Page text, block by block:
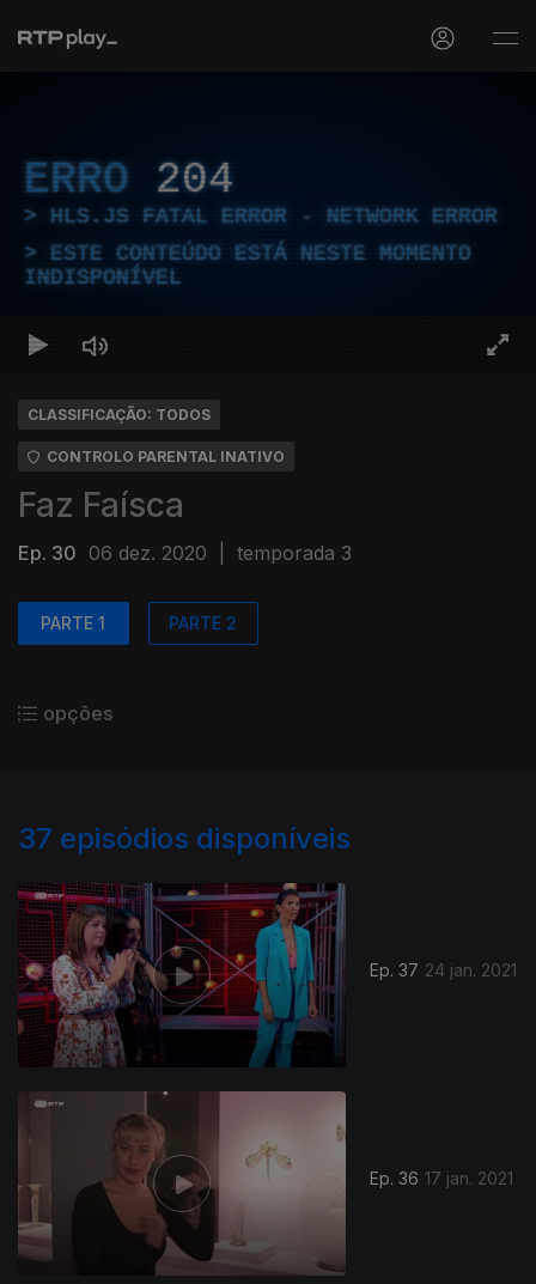
ERRO 204
HLS.JS FATAL ERROR - NETWORK ERROR
ESTE CONTEÚDO ESTÁ NESTE MOMENTO
INDISPONÍVEL
CLASSIFICAÇÃO: TODOS
CONTROLO PARENTAL INATIVO
Faz Faísca
Ep. 30 06 dez. 2020 temporada 3
PARTE 1 PARTE 2
opções
37 episódios disponíveis
Ep. 37 24 jan. 2021
Ep. 36 17 jan. 2021